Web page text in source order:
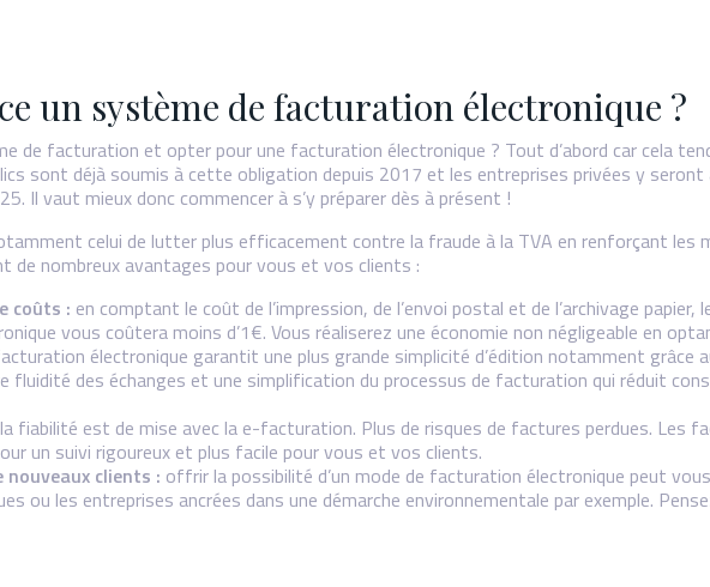
un système de facturation électronique ?
de facturation et opter pour une facturation électronique ? Tout d’abord car cela
sont déjà soumis à cette obligation depuis 2017 et les entreprises privées y seront
Il vaut mieux donc commencer à s’y préparer dès à présent !
celui de lutter plus efficacement contre la fraude à la TVA en renforçant les
nombreux avantages pour vous et vos clients :
coûts : en comptant le coût de l’impression, de l’envoi postal et de l’archivage papier,
vous coûtera moins d’1€. Vous réaliserez une économie non négligeable en
électronique garantit une plus grande simplicité d’édition notamment grâce
fluidité des échanges et une simplification du processus de facturation qui réduit
la fiabilité est de mise avec la e-facturation. Plus de risques de factures perdues. Les
un suivi rigoureux et plus facile pour vous et vos clients.
clients : offrir la possibilité d’un mode de facturation électronique peut
ou les entreprises ancrées dans une démarche environnementale par exemple.